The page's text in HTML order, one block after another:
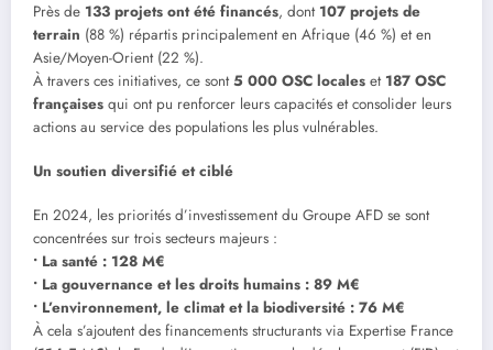
Près de 133 projets ont été financés, dont 107 projets de
terrain (88 %) répartis principalement en Afrique (46 %) et en
Asie/Moyen-Orient (22 %).
À travers ces initiatives, ce sont5 000 OSC locales et 187 OSC
françaises qui ont pu renforcer leurs capacités et consolider leurs
actions au service des populations les plus vulnérables.
Un soutien diversifié et ciblé
En 2024, les priorités d’investissement du Groupe AFD se sont
concentrées sur trois secteurs majeurs :
• La santé : 128 M€
• La gouvernance et les droits humains : 89 M€
• L’environnement, le climat et la biodiversité : 76 M€
À cela s’ajoutent des financements structurants via Expertise France